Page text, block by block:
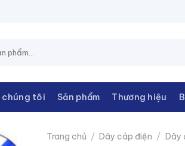
THANH CHÂU
chúng tôi Sản phẩm Thương hiệu
Trang chủ / Dây cáp điện / Dây